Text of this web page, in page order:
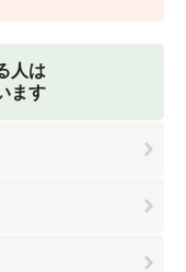
人は
ます